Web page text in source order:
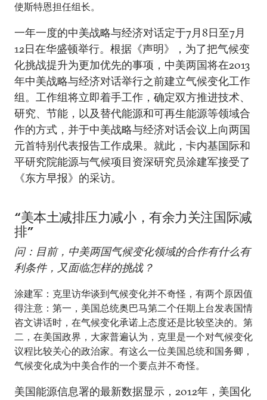
使斯特恩担任组长。
一年一度的中美战略与经济对话定于7月8日至7月
12日在华盛顿举行。根据《声明》，为了把气候变
化挑战提升为更加优先的事项，中美两国将在2013
年中美战略与经济对话举行之前建立气候变化工作
组。工作组将立即着手工作，确定双方推进技术、
研究、节能，以及替代能源和可再生能源等领域合
作的方式，并于中美战略与经济对话会议上向两国
元首特别代表报告工作成果。就此，卡内基国际和
平研究院能源与气候项目资深研究员涂建军接受了
《东方早报》的采访。
“美本土减排压力减小，有余力关注国际减
排”
问：目前，中美两国气候变化领域的合作有什么有
利条件，又面临怎样的挑战？
涂建军：克里访华谈到气候变化并不奇怪，有两个原因值
得注意：第一，美国总统奥巴马第二个任期上台发表国情
咨文讲话时，在气候变化承诺上态度还是比较坚决的。第
二，在美国政界，大家普遍认为，克里是一个对气候变化
议程比较关心的政治家。有这么一位美国总统和国务卿，
气候变化成为中美合作的一个要点并不奇怪。
美国能源信息署的最新数据显示，2012年，美国化